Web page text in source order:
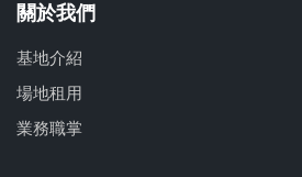
關於我們
基地介紹
場地租用
業務職掌